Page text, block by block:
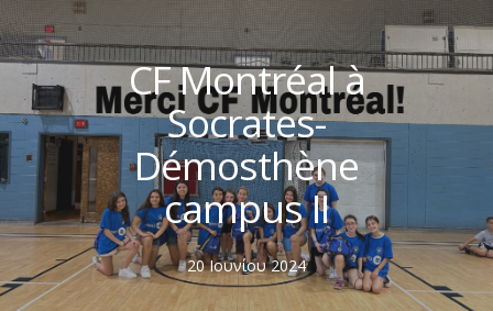
Hit enter to search or ESC to close
CF Montréal à
Socrates-
Démosthène
campus II
20 Ιουνίου 2024